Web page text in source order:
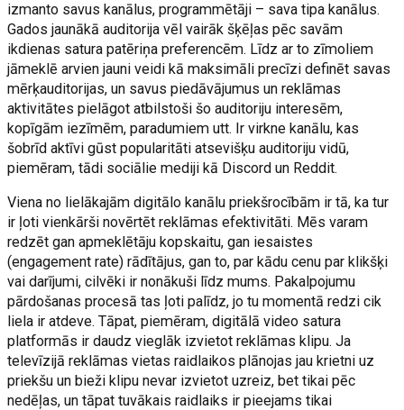
izmanto savus kanālus, programmētāji – sava tipa kanālus.
Gados jaunākā auditorija vēl vairāk šķēļas pēc savām
ikdienas satura patēriņa preferencēm. Līdz ar to zīmoliem
jāmeklē arvien jauni veidi kā maksimāli precīzi definēt savas
mērķauditorijas, un savus piedāvājumus un reklāmas
aktivitātes pielāgot atbilstoši šo auditoriju interesēm,
kopīgām iezīmēm, paradumiem utt. Ir virkne kanālu, kas
šobrīd aktīvi gūst popularitāti atsevišķu auditoriju vidū,
piemēram, tādi sociālie mediji kā Discord un Reddit.
Viena no lielākajām digitālo kanālu priekšrocībām ir tā, ka tur
ir ļoti vienkārši novērtēt reklāmas efektivitāti. Mēs varam
redzēt gan apmeklētāju kopskaitu, gan iesaistes
(engagement rate) rādītājus, gan to, par kādu cenu par klikšķi
vai darījumi, cilvēki ir nonākuši līdz mums. Pakalpojumu
pārdošanas procesā tas ļoti palīdz, jo tu momentā redzi cik
liela ir atdeve. Tāpat, piemēram, digitālā video satura
platformās ir daudz vieglāk izvietot reklāmas klipu. Ja
televīzijā reklāmas vietas raidlaikos plānojas jau krietni uz
priekšu un bieži klipu nevar izvietot uzreiz, bet tikai pēc
nedēļas, un tāpat tuvākais raidlaiks ir pieejams tikai